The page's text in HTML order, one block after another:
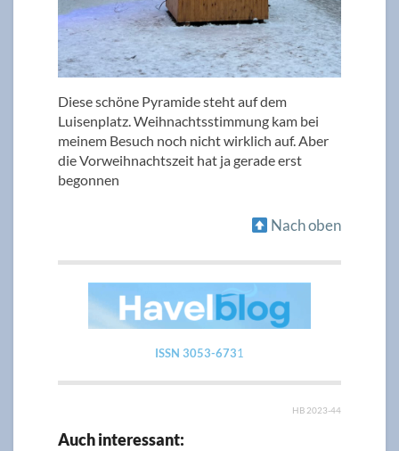
Diese schöne Pyramide steht auf dem
Luisenplatz. Weihnachtsstimmung kam bei
meinem Besuch noch nicht wirklich auf. Aber
die Vorweihnachtszeit hat ja gerade erst
begonnen
Nach oben
ISSN 3053-6731
HB 2023-44
Auch interessant: